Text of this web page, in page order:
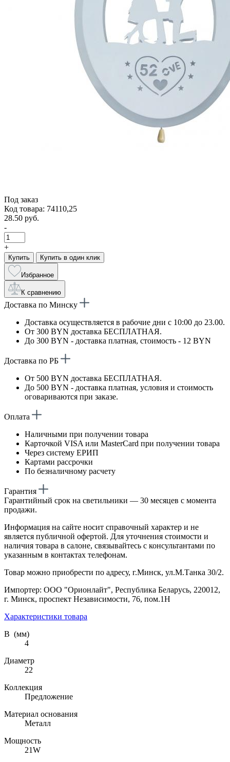
Под заказ
Код товара: 74110,25
28.50 руб.
-
+
Купить Купить в один клик
Избранное
К сравнению
Доставка по Минску
Доставка осуществляется в рабочие дни с 10:00 до 23.00.
От 300 BYN доставка БЕСПЛАТНАЯ.
До 300 BYN - доставка платная, стоимость - 12 BYN
Доставка по РБ
От 500 BYN доставка БЕСПЛАТНАЯ.
До 500 BYN - доставка платная, условия и стоимость
оговариваются при заказе.
Оплата
Наличными при получении товара
Карточкой VISA или MasterCard при получении товара
Через систему ЕРИП
Картами рассрочки
По безналичному расчету
Гарантия
Гарантийный срок на светильники — 30 месяцев с момента
продажи.
Информация на сайте носит справочный характер и не
является публичной офертой. Для уточнения стоимости и
наличия товара в салоне, связывайтесь с консультантами по
указанным в контактах телефонам.
Товар можно приобрести по адресу, г.Минск, ул.М.Танка 30/2.
Импортер: ООО "Орионлайт", Республика Беларусь, 220012,
г. Минск, проспект Независимости, 76, пом.1Н
Характеристики товара
В (мм)
4
Диаметр
22
Коллекция
Предложение
Материал основания
Металл
Мощность
21W